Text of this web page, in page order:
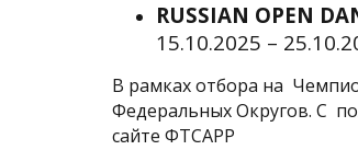
RUSSIAN OPEN
15.10.2025 –
В рамках отбора на
Федеральных Округов. С
сайте ФТСАРР